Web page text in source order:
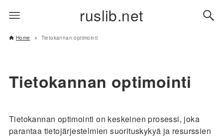
ruslib.net
Home Tietokannan optimointi
Tietokannan optimointi
Tietokannan optimointi on keskeinen prosessi, joka
parantaa tietojärjestelmien suorituskykyä ja resurssien